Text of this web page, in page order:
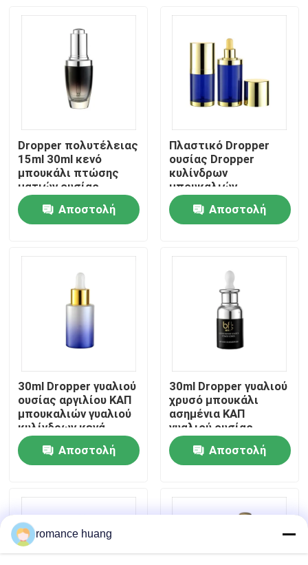
Αρχική Σελίδα
Προϊόντα
Γύρος εργοστασίων
Ποιοτικός έλεγχος
επαφή
Ζητήστε ένα απόσπασμα
καλλυντικό μπουκάλι λοσιόν
Καλλυντικό βάζο κρέμας
Dropper πολυτέλειας
15ml 30ml κενό
μπουκάλι πτώσης
ματιών ουσίας
Lancome γυαλιού
μπουκαλιώνΑποστολή
Πλαστικό Dropper
ουσίας Dropper
κυλίνδρων
μπουκαλιών
διπλοτειχισμένο
30ml 50ml
πετρελαίου
Αποστολή
30ml Dropper γυαλιού
ουσίας αργιλίου ΚΑΠ
μπουκαλιών γυαλιού
κυλίνδρων κενά
μπουκάλια
Αποστολή
30ml Dropper γυαλιού
χρυσό μπουκάλι
ασημένια ΚΑΠ
γυαλιού ουσίας
περιλαίμιων
μπουκαλιώνΑποστολή
romance huang